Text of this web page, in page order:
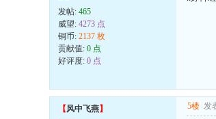
发帖: 465
威望: 4273 点
铜币: 2137 枚
贡献值: 0 点
好评度: 0 点
【风中飞燕】 5楼 发